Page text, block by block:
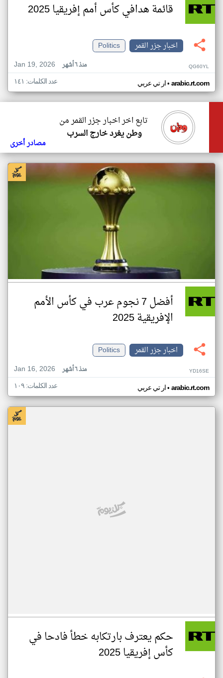
قائمة هدافي كأس أمم إفريقيا 2025
اخبار جزر القمر
Politics
Jan 19, 2026
منذ ٦ أشهر QG60YL
ار تي عربي• arabic.rt.com عدد الكلمات: ١٤١
تابع اخر اخبار جزر القمر من
وطن يغرد خارج السرب
مصادر أخرى
أفضل 7 نجوم عرب في كأس الأمم
الإفريقية 2025
اخبار جزر القمر
Politics
Jan 16, 2026
منذ ٦ أشهر YD16SE
ار تي عربي• arabic.rt.com عدد الكلمات: ١٠٩
حكم يعترف بارتكابه خطأ فادحا في
كأس إفريقيا 2025